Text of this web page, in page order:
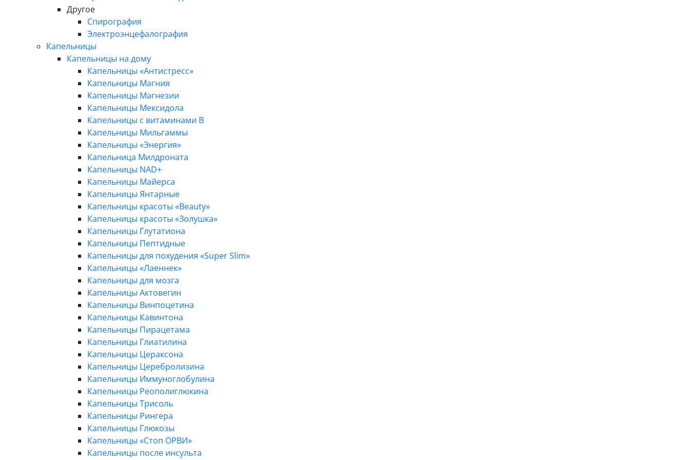
Другое
Спирография
Электроэнцефалография
Капельницы
Капельницы на дому
Капельницы «Антистресс»
Капельницы Магния
Капельницы Магнезии
Капельницы Мексидола
Капельницы с витаминами B
Капельницы Мильгаммы
Капельницы «Энергия»
Капельница Милдроната
Капельницы NAD+
Капельницы Майерса
Капельницы Янтарные
Капельницы красоты «Beauty»
Капельницы красоты «Золушка»
Капельницы Глутатиона
Капельницы Пептидные
Капельницы для похудения «Super Slim»
Капельницы «Лаеннек»
Капельницы для мозга
Капельницы Актовегин
Капельницы Винпоцетина
Капельницы Кавинтона
Капельницы Пирацетама
Капельницы Глиатилина
Капельницы Цераксона
Капельницы Церебролизина
Капельницы Иммуноглобулина
Капельницы Реополиглюкина
Капельницы Трисоль
Капельницы Рингера
Капельницы Глюкозы
Капельницы «Стоп ОРВИ»
Капельницы после инсульта